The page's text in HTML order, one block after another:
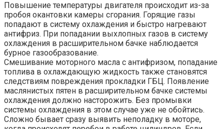
Повышение температуры двигателя происходит из-за
пробоя окантовки камеры сгорания. Горящие газы
попадают в систему охлаждения и быстро нагревают
антифриз. При попадании выхлопных газов в систему
охлаждения в расширительном бачке наблюдается
бурное газообразование.
Смешивание моторного масла с антифризом, попадание
топлива в охлаждающую жидкость также становятся
следствиям повреждения прокладки ГБЦ. Появление
маслянистых пятен в расширительном бачке системы
охлаждения должно насторожить. Без промывки
системы охлаждения в этом случае уже не обойтись.
Сложно бывает сразу выявить неполадку в моторе,